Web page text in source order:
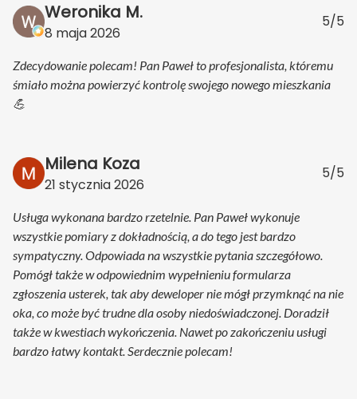
Weronika M.
8 maja 2026
5/5
Zdecydowanie polecam! Pan Paweł to profesjonalista, któremu
śmiało można powierzyć kontrolę swojego nowego mieszkania
💪
Milena Koza
21 stycznia 2026
5/5
Usługa wykonana bardzo rzetelnie. Pan Paweł wykonuje
wszystkie pomiary z dokładnością, a do tego jest bardzo
sympatyczny. Odpowiada na wszystkie pytania szczegółowo.
Pomógł także w odpowiednim wypełnieniu formularza
zgłoszenia usterek, tak aby deweloper nie mógł przymknąć na nie
oka, co może być trudne dla osoby niedoświadczonej. Doradził
także w kwestiach wykończenia. Nawet po zakończeniu usługi
bardzo łatwy kontakt. Serdecznie polecam!